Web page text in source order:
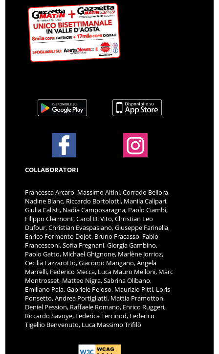
COLLABORATORI
Francesca Arcaro, Massimo Altini, Corrado Bellora,
Nadine Blanc, Riccardo Bortolotti, Manila Calipari,
Giulia Calisti, Nadia Camposaragna, Paolo Ciambi,
Filippo Clermont, Carol Di Vito, Christian Leo
Dufour, Christian Evaspasiano, Giuseppe Farinella,
Enrico Formento Dojot, Bruno Fracasso, Fabio
Francesconi, Sofia Fregnani, Giorgia Gambino,
Paolo Gatto, Michael Ghignone, Marlène Jorrioz,
Cecilia Lazzarotto, Giacomo Mangano, Angela
Marrelli, Federico Mecca, Luca Mauro Melloni, Marc
Montrosset, Matteo Nigra, Sabrina Olibano,
Emiliano Pala, Gabriele Peloso, Maurizio Pitti, Loris
Ponsetto, Andrea Portigliatti, Mattia Pramotton,
Deniel Pession, Raffaele Romano, Enrico Ruggeri,
Riccardo Savoye, Federica Tercinod, Federico
Tigellio Benvenuto, Luca Massimo Trifilò